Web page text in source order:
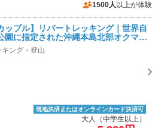
1500人 以上が体験
ップル】リバートレッキング｜世界自
園に指定された沖縄本島北部オクマか
レッキング※２名様より催行
キング・登山
現地決済またはオンラインカード決済可
大人（中学生以上）